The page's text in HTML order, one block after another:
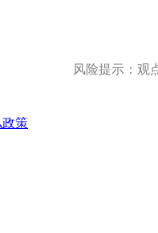
风险提示：观
政策